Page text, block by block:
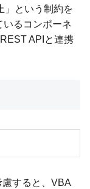
」という制約を
いるコンポーネ
APIと連携
慮すると、VBA